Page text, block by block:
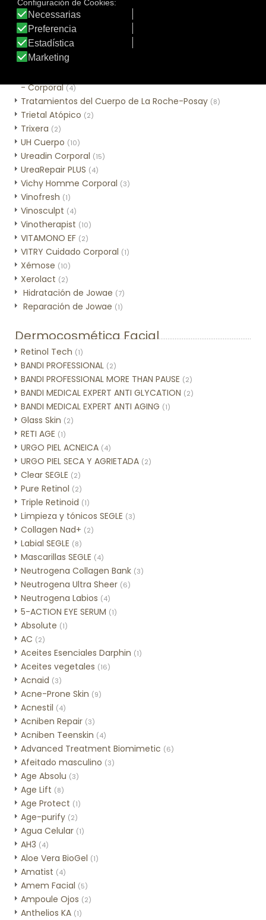
Sweet Lemon (3)
Tar-Plus (2)
Thé des Vignes
Time Control Corporal
Tratamiento tópico
- Corporal (4)
Tratamientos del Cuerpo de La Roche-Posay (8)
Trietal Atópico (2)
Trixera (2)
UH Cuerpo (10)
Ureadin Corporal (15)
UreaRepair PLUS (4)
Vichy Homme Corporal (3)
Vinofresh (1)
Vinosculpt (4)
Vinotherapist (10)
VITAMONO EF (2)
VITRY Cuidado Corporal (1)
Xémose (10)
Xerolact (2)
Hidratación de Jowae (7)
Reparación de Jowae (1)
Dermocosmética Facial
Retinol Tech (1)
BANDI PROFESSIONAL (2)
BANDI PROFESSIONAL MORE THAN PAUSE (2)
BANDI MEDICAL EXPERT ANTI GLYCATION (2)
BANDI MEDICAL EXPERT ANTI AGING (1)
Glass Skin (2)
RETI AGE (1)
URGO PIEL ACNEICA (4)
URGO PIEL SECA Y AGRIETADA (2)
Clear SEGLE (2)
Pure Retinol (2)
Triple Retinoid (1)
Limpieza y tónicos SEGLE (3)
Collagen Nad+ (2)
Labial SEGLE (8)
Mascarillas SEGLE (4)
Neutrogena Collagen Bank (3)
Neutrogena Ultra Sheer (6)
Neutrogena Labios (4)
5-ACTION EYE SERUM (1)
Absolute (1)
AC (2)
Aceites Esenciales Darphin (1)
Aceites vegetales (16)
Acnaid (3)
Acne-Prone Skin (9)
Acnestil (4)
Acniben Repair (3)
Acniben Teenskin (4)
Advanced Treatment Biomimetic (6)
Afeitado masculino (3)
Age Absolu (3)
Age Lift (8)
Age Protect (1)
Age-purify (2)
Agua Celular (1)
AH3 (4)
Aloe Vera BioGel (1)
Amatist (4)
Amem Facial (5)
Ampoule Ojos (2)
Anthelios KA (1)